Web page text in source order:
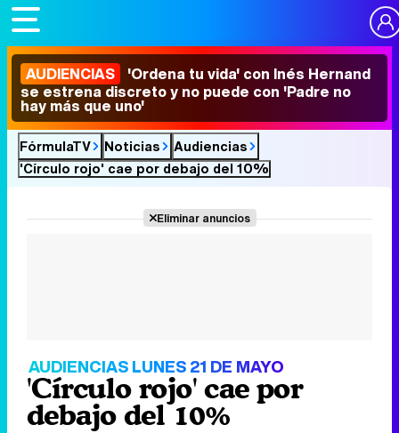
AUDIENCIAS 'Ordena tu vida' con Inés Hernand
se estrena discreto y no puede con 'Padre no
hay más que uno'
FórmulaTV Noticias
Audiencias
'Círculo rojo' cae por debajo del 10%
Eliminar anuncios
AUDIENCIAS LUNES 21 DE MAYO
'Círculo rojo' cae por
debajo del 10%